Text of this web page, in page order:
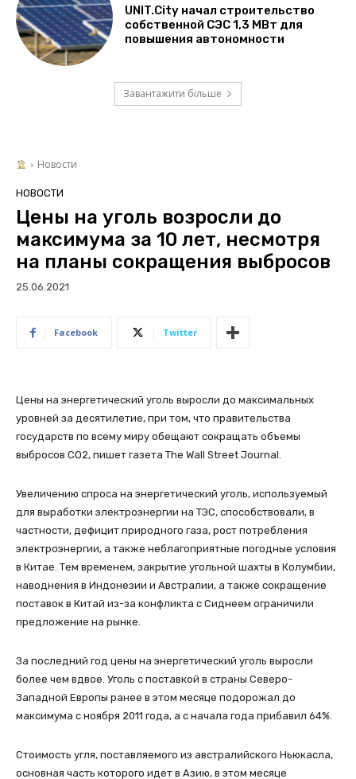
UNIT.City начал строительство
собственной СЭС 1,3 МВт для
повышения автономности
Завантажити більше